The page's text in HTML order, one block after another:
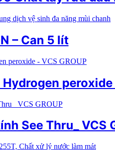
– Can 5 lít
peroxide
See Thru_ VCS